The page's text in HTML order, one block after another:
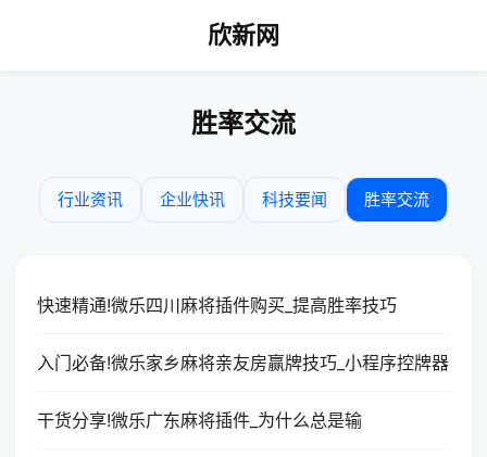
欣新网
胜率交流
行业资讯 企业快讯 科技要闻 胜率交流
快速精通!微乐四川麻将插件购买_提高胜率技巧
入门必备!微乐家乡麻将亲友房赢牌技巧_小程序控牌器
干货分享!微乐广东麻将插件_为什么总是输